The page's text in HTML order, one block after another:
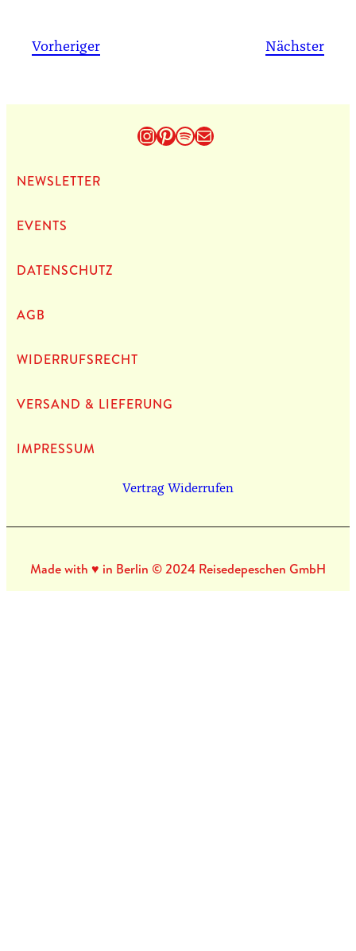
Vorheriger Nächster
Instagram
Pinterest
Spotify
E-Mail
NEWS­LET­TER
EVENTS
DATEN­SCHUTZ
AGB
WIDERRUFSRECHT
VERSAND & LIEFERUNG
IMPRES­SUM
Vertrag Widerrufen
Made with ♥ in Berlin © 2024 Reisedepeschen GmbH